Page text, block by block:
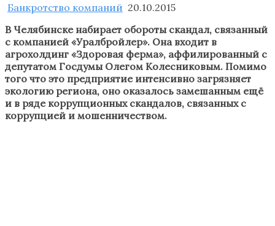
Банкротство компаний 20.10.2015
В Челябинске набирает обороты скандал, связанный
с компанией «Уралбройлер». Она входит в
агрохолдинг «Здоровая ферма», аффилированный с
депутатом Госдумы Олегом Колесниковым. Помимо
того что это предприятие интенсивно загрязняет
экологию региона, оно оказалось замешанным ещё
и в ряде коррупционных скандалов, связанных с
коррупцией и мошенничеством.